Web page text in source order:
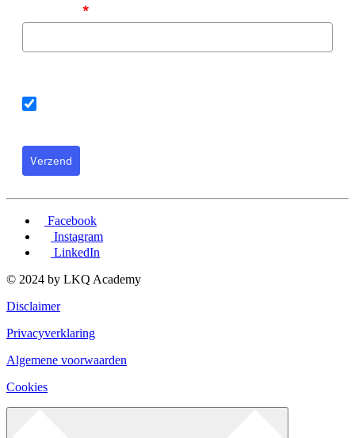
*
Verzend
Facebook
Instagram
LinkedIn
© 2024 by LKQ Academy
Disclaimer
Privacyverklaring
Algemene voorwaarden
Cookies